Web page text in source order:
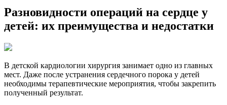
Разновидности операций на сердце у
детей: их преимущества и недостатки
В детской кардиологии хирургия занимает одно из главных
мест. Даже после устранения сердечного порока у детей
необходимы терапевтические мероприятия, чтобы закрепить
полученный результат.